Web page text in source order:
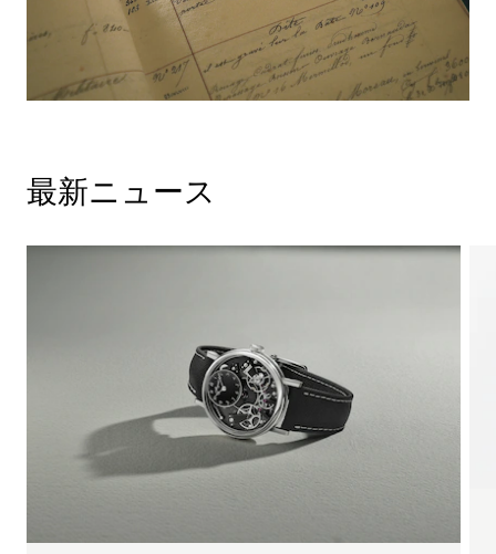
最新ニュース